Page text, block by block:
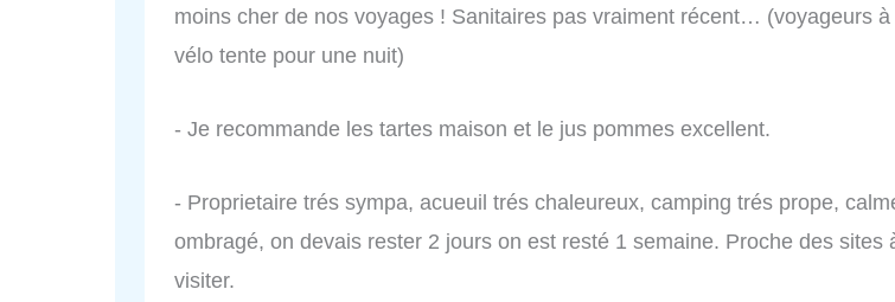
moins cher de nos voyages ! Sanitaires pas vraiment récent… (voyageurs à
vélo tente pour une nuit)
- Je recommande les tartes maison et le jus pommes excellent.
- Proprietaire trés sympa, acueuil trés chaleureux, camping trés prope,
ombragé, on devais rester 2 jours on est resté 1 semaine. Proche des sites
visiter.